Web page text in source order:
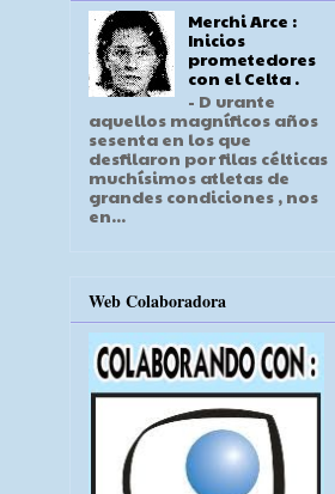
Merchi Arce :
Inicios
prometedores
con el Celta .
- D urante
aquellos magníficos años
sesenta en los que
desfilaron por filas célticas
muchísimos atletas de
grandes condiciones , nos
en...
Web Colaboradora